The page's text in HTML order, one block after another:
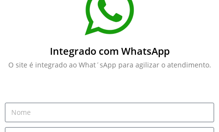
Integrado com WhatsApp
O site é integrado ao What´sApp para agilizar o atendimento.